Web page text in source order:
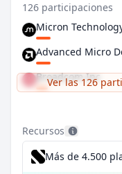
126 participaciones
Micron
Advanced Micro
Broadcom Inc
Ver las 126
Recursos